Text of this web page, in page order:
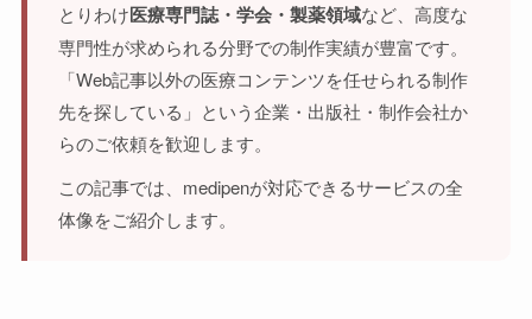
とりわけ医療専門誌・学会・製薬領域など、高度な
専門性が求められる分野での制作実績が豊富です。
「Web記事以外の医療コンテンツを任せられる制作
先を探している」という企業・出版社・制作会社か
らのご依頼を歓迎します。
この記事では、medipenが対応できるサービスの全
体像をご紹介します。